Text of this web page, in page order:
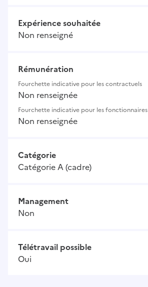
Expérience souhaitée
Non renseigné
Rémunération
Fourchette indicative pour les contractuels
Non renseignée
Fourchette indicative pour les fonctionnaires
Non renseignée
Catégorie
Catégorie A (cadre)
Management
Non
Télétravail possible
Oui